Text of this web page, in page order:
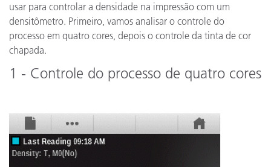
usar para controlar a densidade na impressão com um
densitômetro. Primeiro, vamos analisar o controle do
processo em quatro cores, depois o controle da tinta de cor
chapada.
1 - Controle do processo de quatro cores